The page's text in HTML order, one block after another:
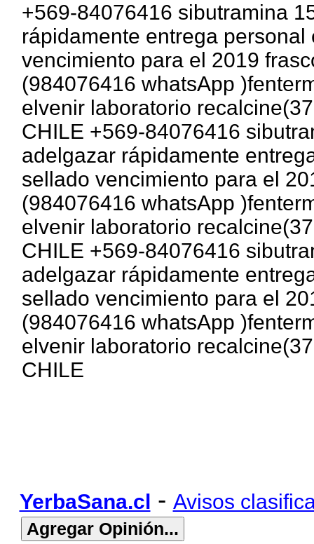
+569-84076416 sibutramina
rápidamente entrega
vencimiento para el 2019
(984076416 whatsApp
elvenir laboratorio
CHILE +569-84076416
adelgazar rápidamente
sellado vencimiento para el
(984076416 whatsApp
elvenir laboratorio
CHILE +569-84076416
adelgazar rápidamente
sellado vencimiento para el
(984076416 whatsApp
elvenir laboratorio
CHILE
YerbaSana.cl - Avisos